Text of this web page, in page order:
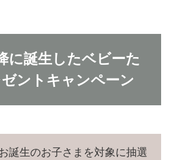
に誕生したベビーた
ントキャンペーン
誕生のお子さまを対象に抽選